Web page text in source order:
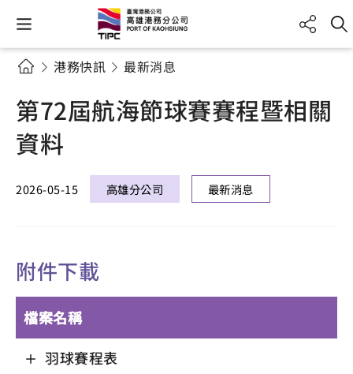
港務快訊 最新消息
第72屆航海節球賽賽程暨相關
資料
2026-05-15 高雄分公司 最新消息
附件下載
檔案名稱
羽球賽程表